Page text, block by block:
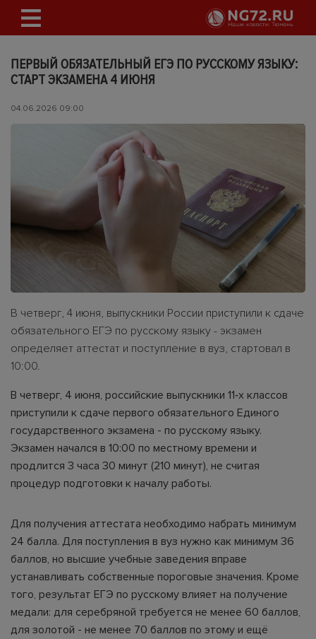
ПЕРВЫЙ ОБЯЗАТЕЛЬНЫЙ ЕГЭ ПО РУССКОМУ ЯЗЫКУ:
СТАРТ ЭКЗАМЕНА 4 ИЮНЯ
04.06.2026 09:00
В четверг, 4 июня, выпускники России приступили к сдаче
обязательного ЕГЭ по русскому языку - экзамен
определяет аттестат и поступление в вуз, стартовал в
10:00.
В четверг, 4 июня, российские выпускники 11‑х классов
приступили к сдаче первого обязательного Единого
государственного экзамена - по русскому языку.
Экзамен начался в 10:00 по местному времени и
продлится 3 часа 30 минут (210 минут), не считая
процедур подготовки к началу работы.
Для получения аттестата необходимо набрать минимум
24 балла. Для поступления в вуз нужно как минимум 36
баллов, но высшие учебные заведения вправе
устанавливать собственные пороговые значения. Кроме
того, результат ЕГЭ по русскому влияет на получение
медали: для серебряной требуется не менее 60 баллов,
для золотой - не менее 70 баллов по этому и ещё